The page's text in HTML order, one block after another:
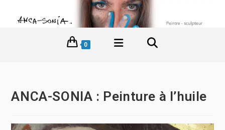
0
ANCA-SONIA : Peinture à l’huile